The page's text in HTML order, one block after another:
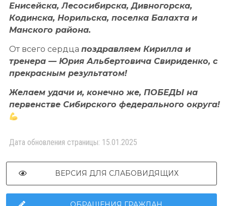
Енисейска, Лесосибирска, Дивногорска,
Кодинска, Норильска, поселка Балахта и
Манского района.
От всего сердца поздравляем Кирилла и
тренера — Юрия Альбертовича Свириденко, с
прекрасным результатом!
Желаем удачи и, конечно же, ПОБЕДЫ на
первенстве Сибирского федерального округа!
Дата обновления страницы: 15.01.2025
ВЕРСИЯ ДЛЯ СЛАБОВИДЯЩИХ